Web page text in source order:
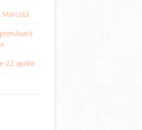
Mărcuță
22 aprilie